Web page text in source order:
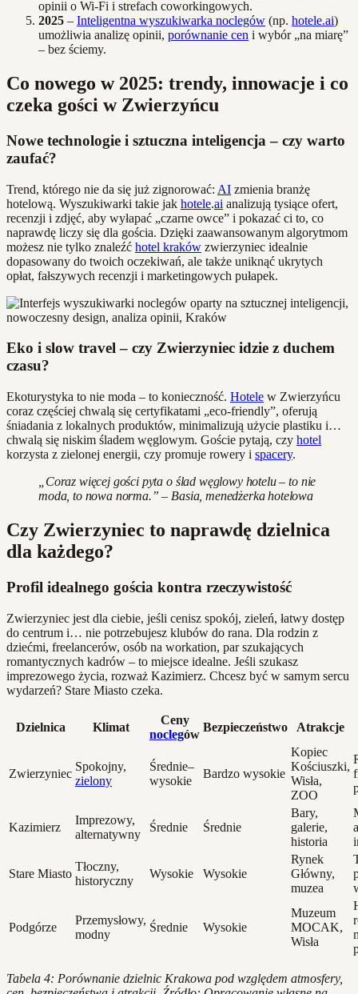
opinii o Wi-Fi i strefach coworkingowych.
2025 – Inteligentna wyszukiwarka noclegów (np. hotele.ai)
umożliwia analizę opinii, porównanie cen i wybór „na miarę”
– bez ściemy.
Co nowego w 2025: trendy, innowacje i co
czeka gości w Zwierzyńcu
Nowe technologie i sztuczna inteligencja – czy warto
zaufać?
Trend, którego nie da się już zignorować: AI zmienia branżę
hotelową. Wyszukiwarki takie jak hotele.ai analizują tysiące ofert,
recenzji i zdjęć, aby wyłapać „czarne owce” i pokazać ci to, co
naprawdę liczy się dla gościa. Dzięki zaawansowanym algorytmom
możesz nie tylko znaleźć hotel kraków zwierzyniec idealnie
dopasowany do twoich oczekiwań, ale także uniknąć ukrytych
opłat, fałszywych recenzji i marketingowych pułapek.
Eko i slow travel – czy Zwierzyniec idzie z duchem
czasu?
Ekoturystyka to nie moda – to konieczność. Hotele w Zwierzyńcu
coraz częściej chwalą się certyfikatami „eco-friendly”, oferują
śniadania z lokalnych produktów, minimalizują użycie plastiku i…
chwalą się niskim śladem węglowym. Goście pytają, czy hotel
korzysta z zielonej energii, czy promuje rowery i spacery.
„Coraz więcej gości pyta o ślad węglowy hotelu – to nie
moda, to nowa norma.” – Basia, menedżerka hotelowa
Czy Zwierzyniec to naprawdę dzielnica
dla każdego?
Profil idealnego gościa kontra rzeczywistość
Zwierzyniec jest dla ciebie, jeśli cenisz spokój, zieleń, łatwy dostęp
do centrum i… nie potrzebujesz klubów do rana. Dla rodzin z
dziećmi, freelancerów, osób na workation, par szukających
romantycznych kadrów – to miejsce idealne. Jeśli szukasz
imprezowego życia, rozważ Kazimierz. Chcesz być w samym sercu
wydarzeń? Stare Miasto czeka.
Dzielnica Klimat
Ceny
noclegów
Bezpieczeństwo Atrakcje
Zwierzyniec
Spokojny,
zielony
Średnie–
wysokie
Bardzo wysokie
Kopiec
Kościuszki,
Wisła,
ZOO
Kazimierz
Imprezowy,
alternatywny
Średnie Średnie
Bary,
galerie,
historia
Stare Miasto
Tłoczny,
historyczny
Wysokie Wysokie
Rynek
Główny,
muzea
Podgórze
Przemysłowy,
modny
Średnie Wysokie
Muzeum
MOCAK,
Wisła
Tabela 4: Porównanie dzielnic Krakowa pod względem atmosfery,